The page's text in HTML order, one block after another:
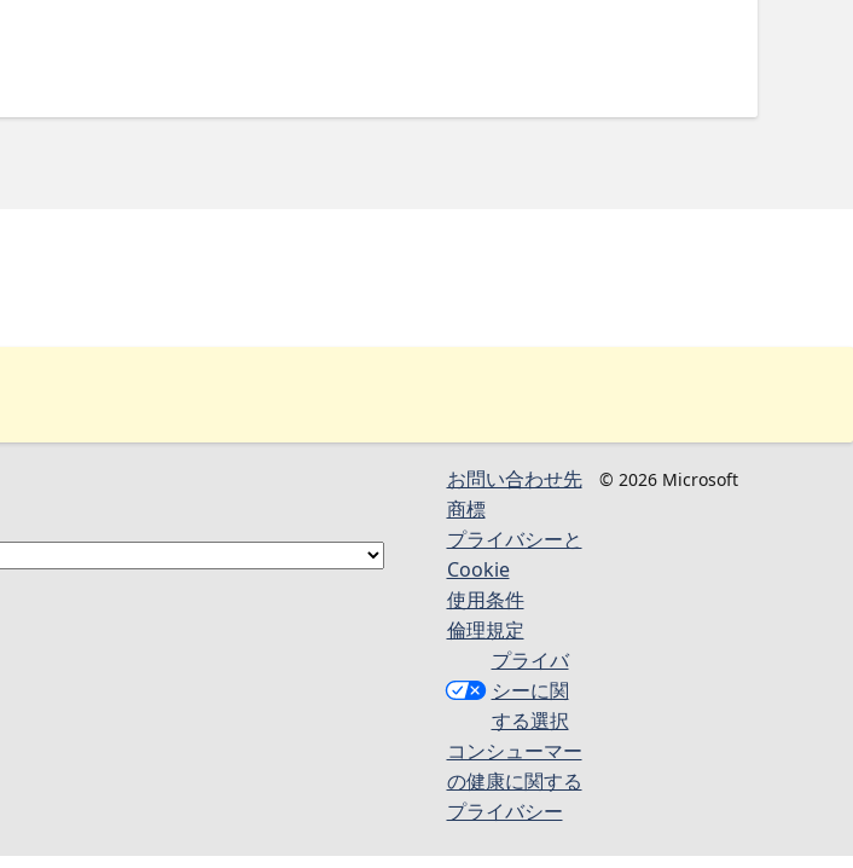
お問い合わせ先
商標
プライバシーと
Cookie
使用条件
倫理規定
プライバ
シーに関
する選択
コンシューマー
の健康に関する
プライバシー
© 2026 Microsoft